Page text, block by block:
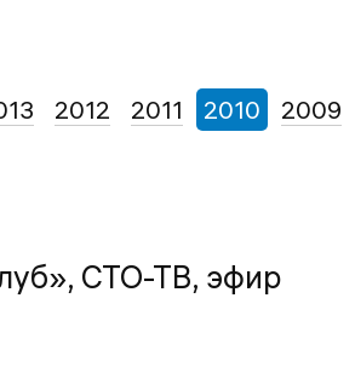
2012 2011 2010 2009
СТО-ТВ, эфир